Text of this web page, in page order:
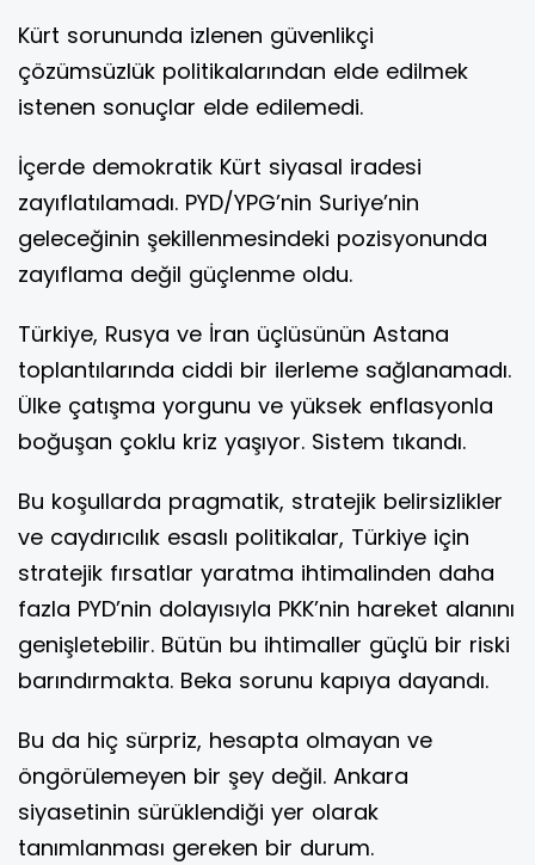
Kürt sorununda izlenen güvenlikçi
çözümsüzlük politikalarından elde edilmek
istenen sonuçlar elde edilemedi.
İçerde demokratik Kürt siyasal iradesi
zayıflatılamadı. PYD/YPG’nin Suriye’nin
geleceğinin şekillenmesindeki pozisyonunda
zayıflama değil güçlenme oldu.
Türkiye, Rusya ve İran üçlüsünün Astana
toplantılarında ciddi bir ilerleme sağlanamadı.
Ülke çatışma yorgunu ve yüksek enflasyonla
boğuşan çoklu kriz yaşıyor. Sistem tıkandı.
Bu koşullarda pragmatik, stratejik belirsizlikler
ve caydırıcılık esaslı politikalar, Türkiye için
stratejik fırsatlar yaratma ihtimalinden daha
fazla PYD’nin dolayısıyla PKK’nin hareket alanını
genişletebilir. Bütün bu ihtimaller güçlü bir riski
barındırmakta. Beka sorunu kapıya dayandı.
Bu da hiç sürpriz, hesapta olmayan ve
öngörülemeyen bir şey değil. Ankara
siyasetinin sürüklendiği yer olarak
tanımlanması gereken bir durum.